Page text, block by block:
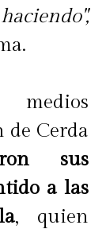
mucha
y que
dentro de
,
Cerda
sus
a las
, quien